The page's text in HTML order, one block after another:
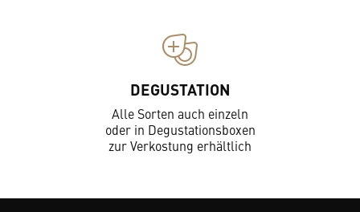
DEGUSTATION
Alle Sorten auch einzeln
oder in Degustationsboxen
zur Verkostung erhältlich